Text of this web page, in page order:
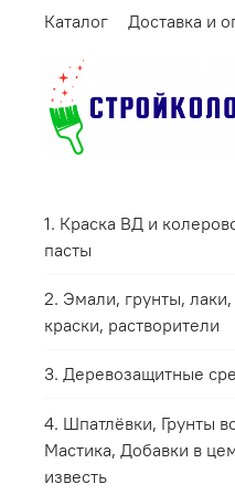
Каталог Доставка и
1. Краска ВД и
пасты
2. Эмали, грунты,
краски, растворители
3. Деревозащитные
4. Шпатлёвки, Грунты
Мастика, Добавки в
известь